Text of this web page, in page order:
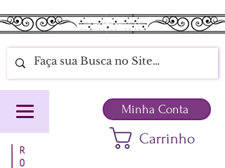
Carrinho
Minha Conta